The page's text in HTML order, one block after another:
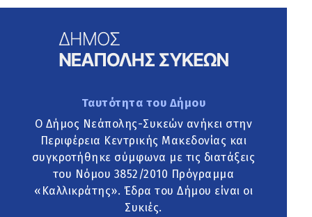
Ταυτότητα του Δήμου
Ο Δήμος Νεάπολης-Συκεών ανήκει στην
Περιφέρεια Κεντρικής Μακεδονίας και
συγκροτήθηκε σύμφωνα με τις διατάξεις
του Νόμου 3852/2010 Πρόγραμμα
«Καλλικράτης». Έδρα του Δήμου είναι οι
Συκιές.